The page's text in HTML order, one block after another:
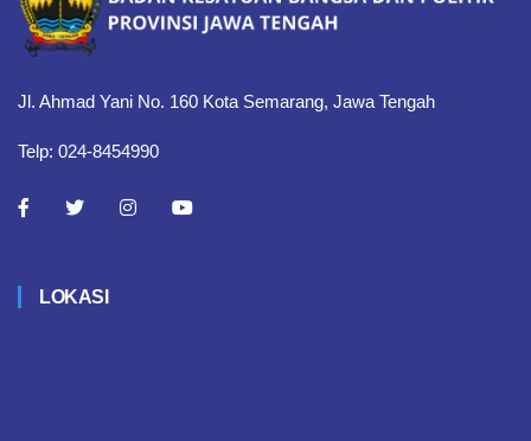
Jl. Ahmad Yani No. 160 Kota Semarang, Jawa Tengah
Telp: 024-8454990
LOKASI